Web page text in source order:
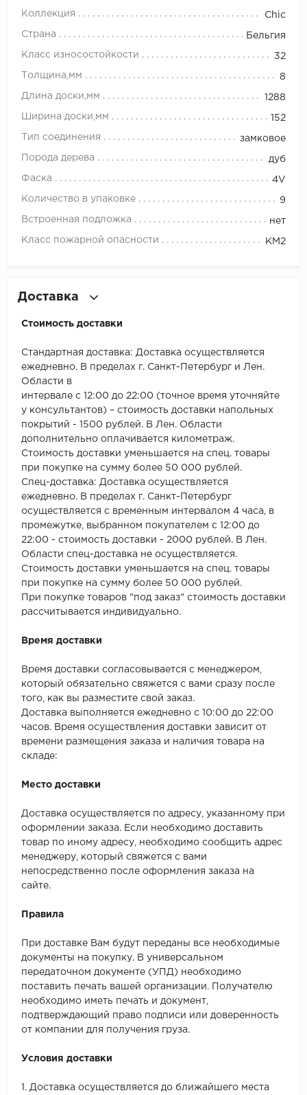
No brand
Pergo
Quality Flooring
Smartprofile
SPC Flooring
SPC Promo
SPC Stronghold
TANTO
Tarkett
Tulesna
Vinilam
Коллекция Chic
Страна Бельгия
Класс износостойкости 32
Толщина,мм 8
Длина доски,мм 1288
Ширина доски,мм 152
Тип соединения замковое
Порода дерева дуб
Фаска 4V
Количество в упаковке 9
Встроенная подложка нет
Класс пожарной опасности КМ2
Доставка
Стоимость доставки
Стандартная доставка: Доставка осуществляется
ежедневно. В пределах г. Санкт-Петербург и Лен.
Области в
интервале с 12:00 до 22:00 (точное время уточняйте
у консультантов) – стоимость доставки напольных
покрытий - 1500 рублей. В Лен. Области
дополнительно оплачивается километраж.
Стоимость доставки уменьшается на спец. товары
при покупке на сумму более 50 000 рублей.
Спец-доставка: Доставка осуществляется
ежедневно. В пределах г. Санкт-Петербург
осуществляется с временным интервалом 4 часа, в
промежутке, выбранном покупателем с 12:00 до
22:00 - стоимость доставки - 2000 рублей. В Лен.
Области спец-доставка не осуществляется.
Стоимость доставки уменьшается на спец. товары
при покупке на сумму более 50 000 рублей.
При покупке товаров "под заказ" стоимость доставки
рассчитывается индивидуально.
Время доставки
Время доставки согласовывается с менеджером,
который обязательно свяжется с вами сразу после
того, как вы разместите свой заказ.
Доставка выполняется ежедневно с 10:00 до 22:00
часов. Время осуществления доставки зависит от
времени размещения заказа и наличия товара на
складе:
Место доставки
Доставка осуществляется по адресу, указанному при
оформлении заказа. Если необходимо доставить
товар по иному адресу, необходимо сообщить адрес
менеджеру, который свяжется с вами
непосредственно после оформления заказа на
сайте.
Правила
При доставке Вам будут переданы все необходимые
документы на покупку. В универсальном
передаточном документе (УПД) необходимо
поставить печать вашей организации. Получателю
необходимо иметь печать и документ,
подтверждающий право подписи или доверенность
от компании для получения груза.
Условия доставки
1. Доставка осуществляется до ближайшего места